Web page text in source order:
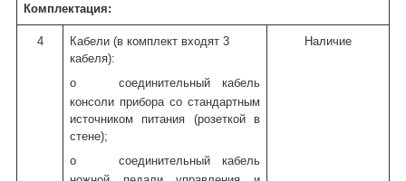
Комплектация:
4
Кабели (в комплект входят 3
кабеля):
o
соединительный кабель
консоли прибора со стандартным
источником питания (розеткой в
стене);
o
соединительный кабель
Наличие